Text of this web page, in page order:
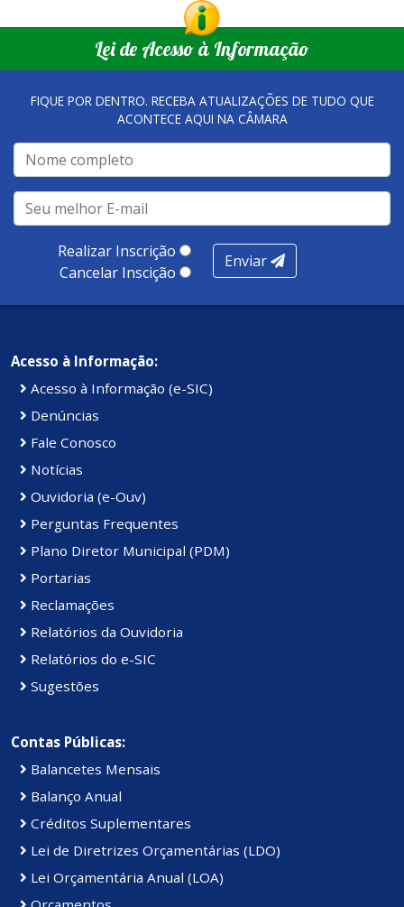
Lei de Acesso à Informação
FIQUE POR DENTRO. RECEBA ATUALIZAÇÕES DE TUDO QUE
ACONTECE AQUI NA CÂMARA
Realizar Inscrição
Cancelar Inscição
Enviar
Acesso à Informação:
Acesso à Informação (e-SIC)
Denúncias
Fale Conosco
Notícias
Ouvidoria (e-Ouv)
Perguntas Frequentes
Plano Diretor Municipal (PDM)
Portarias
Reclamações
Relatórios da Ouvidoria
Relatórios do e-SIC
Sugestões
Contas Públicas:
Balancetes Mensais
Balanço Anual
Créditos Suplementares
Lei de Diretrizes Orçamentárias (LDO)
Lei Orçamentária Anual (LOA)